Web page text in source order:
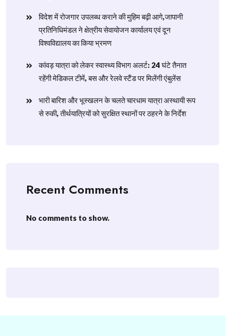
विदेश में रोजगार उपलब्ध कराने की मुहिम बढ़ी आगे,जापानी
प्रतिनिधिमंडल ने क्षेत्रीय सेवायोजन कार्यालय एवं दून
विश्वविद्यालय का किया भ्रमण
​कांवड़ यात्रा को लेकर स्वास्थ्य विभाग अलर्ट: 24 घंटे तैनात
रहेंगी मेडिकल टीमें, बस और रेलवे स्टैंड पर मिलेंगी एंबुलेंस
​भारी बारिश और भूस्खलन के चलते चारधाम यात्रा अस्थायी रूप
से रुकी, तीर्थयात्रियों को सुरक्षित स्थानों पर ठहरने के निर्देश
Recent Comments
No comments to show.